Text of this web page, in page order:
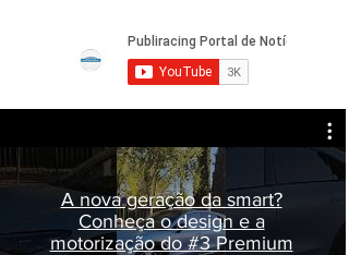
A nova geração da smart?
Conheça o design e a
motorização do #3 Premium